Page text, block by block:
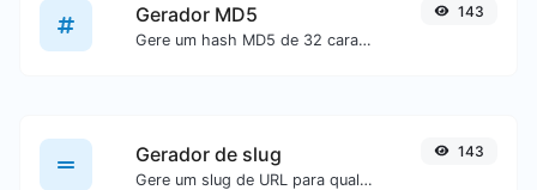
Gerador MD5
Gere um hash MD5 de 32 caracteres de comprimento para qualquer entrada de texto.
143
Gerador de slug
Gere um slug de URL para qualquer entrada de texto.
143